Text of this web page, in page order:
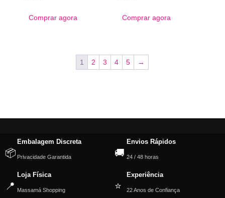
Comprar agora Comprar agora
1 2 3 4 5 →
📦
Embalagem Discreta
Privacidade Garantida 🚚
Envios Rápidos
24 / 48 horas
📍
Loja Física
Massamá Shopping ⭐
Experiência
22 Anos de Confiança